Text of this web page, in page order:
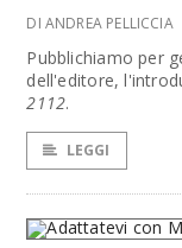
DI ANDREA PELLICCIA
Pubblichiamo per
dell'editore,
2112.
LEGGI